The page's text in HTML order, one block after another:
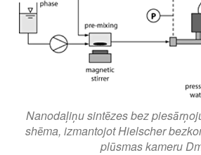
Nanodaļiņu sintēzes bez
shēma, izmantojot Hielscher
plūsmas kameru